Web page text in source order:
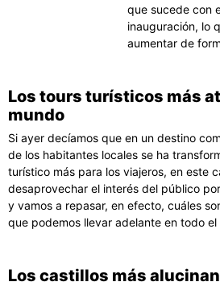
que sucede con
inauguración, lo
aumentar de
Los tours turísticos más
mundo
Si ayer decíamos que en un destino
de los habitantes locales se ha
turístico más para los viajeros, en este
desaprovechar el interés del público
y vamos a repasar, en efecto, cuáles
que podemos llevar adelante en todo el
Los castillos más